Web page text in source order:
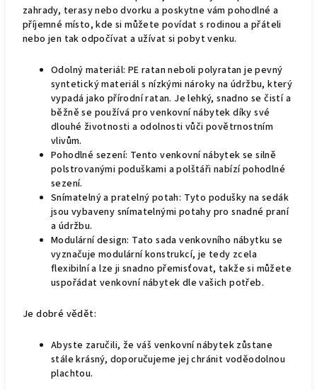
zahrady, terasy nebo dvorku a poskytne vám pohodlné a
příjemné místo, kde si můžete povídat s rodinou a přáteli
nebo jen tak odpočívat a užívat si pobyt venku.
Odolný materiál: PE ratan neboli polyratan je pevný
syntetický materiál s nízkými nároky na údržbu, který
vypadá jako přírodní ratan. Je lehký, snadno se čistí a
běžně se používá pro venkovní nábytek díky své
dlouhé životnosti a odolnosti vůči povětrnostním
vlivům.
Pohodlné sezení: Tento venkovní nábytek se silně
polstrovanými poduškami a polštáři nabízí pohodlné
sezení.
Snímatelný a pratelný potah: Tyto podušky na sedák
jsou vybaveny snímatelnými potahy pro snadné praní
a údržbu.
Modulární design: Tato sada venkovního nábytku se
vyznačuje modulární konstrukcí, je tedy zcela
flexibilní a lze ji snadno přemisťovat, takže si můžete
uspořádat venkovní nábytek dle vašich potřeb.
Je dobré vědět:
Abyste zaručili, že váš venkovní nábytek zůstane
stále krásný, doporučujeme jej chránit voděodolnou
plachtou.